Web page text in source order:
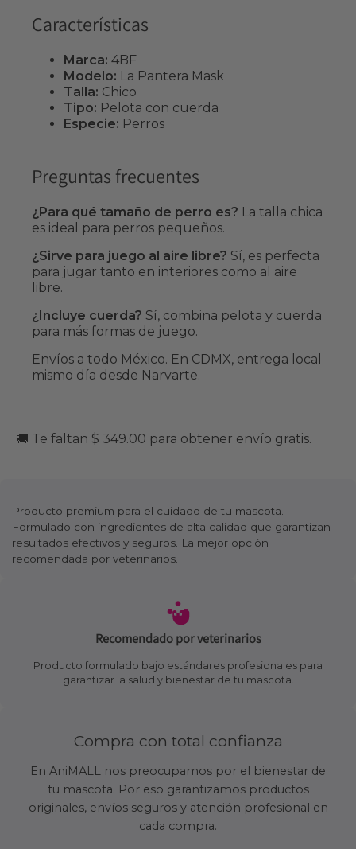
Características
Marca: 4BF
Modelo: La Pantera Mask
Talla: Chico
Tipo: Pelota con cuerda
Especie: Perros
Preguntas frecuentes
¿Para qué tamaño de perro es? La talla chica
es ideal para perros pequeños.
¿Sirve para juego al aire libre? Sí, es perfecta
para jugar tanto en interiores como al aire
libre.
¿Incluye cuerda? Sí, combina pelota y cuerda
para más formas de juego.
Envíos a todo México. En CDMX, entrega local
mismo día desde Narvarte.
🚚 Te faltan $ 349.00 para obtener envío gratis.
Producto premium para el cuidado de tu mascota.
Formulado con ingredientes de alta calidad que garantizan
resultados efectivos y seguros. La mejor opción
recomendada por veterinarios.
Recomendado por veterinarios
Producto formulado bajo estándares profesionales para
garantizar la salud y bienestar de tu mascota.
Compra con total confianza
En AniMALL nos preocupamos por el bienestar de
tu mascota. Por eso garantizamos productos
originales, envíos seguros y atención profesional en
cada compra.